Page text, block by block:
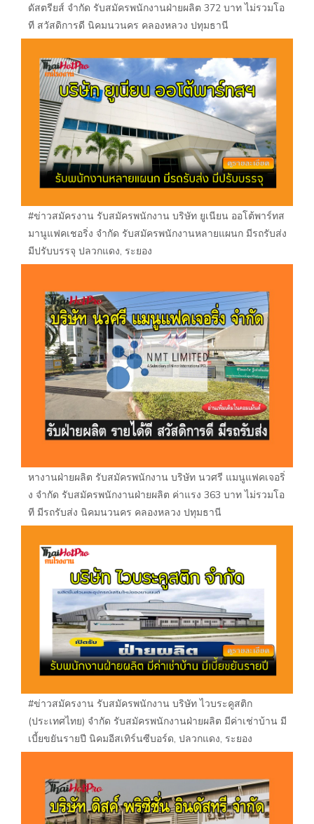
ดัสตรียส์ จำกัด รับสมัครพนักงานฝ่ายผลิต 372 บาท ไม่รวมโอ
ที สวัสดิการดี นิคมนวนคร คลองหลวง ปทุมธานี
#ข่าวสมัครงาน รับสมัครพนักงาน บริษัท ยูเนียน ออโต้พาร์ทส
มานูแฟคเชอริ่ง จำกัด รับสมัครพนักงานหลายแผนก มีรถรับส่ง
มีปรับบรรจุ ปลวกแดง, ระยอง
หางานฝ่ายผลิต รับสมัครพนักงาน บริษัท นวศรี แมนูแฟคเจอริ่
ง จำกัด รับสมัครพนักงานฝ่ายผลิต ค่าแรง 363 บาท ไม่รวมโอ
ที มีรถรับส่ง นิคมนวนคร คลองหลวง ปทุมธานี
#ข่าวสมัครงาน รับสมัครพนักงาน บริษัท ไวบระคูสติก
(ประเทศไทย) จำกัด รับสมัครพนักงานฝ่ายผลิต มีค่าเช่าบ้าน มี
เบี้ยขยันรายปี นิคมอีสเทิร์นซีบอร์ด, ปลวกแดง, ระยอง